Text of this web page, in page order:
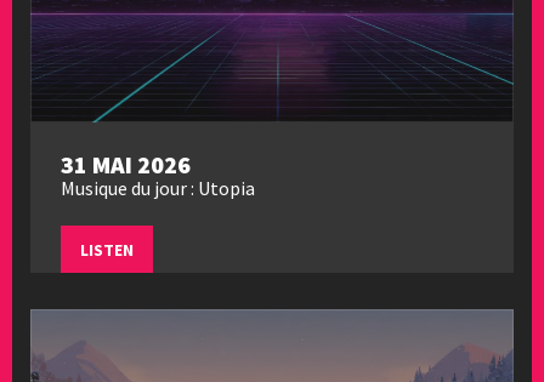
31 MAI 2026
Musique du jour : Utopia
LISTEN